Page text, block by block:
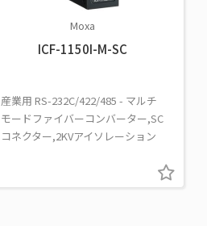
Moxa
ICF-1150I-M-SC
産業用 RS-232C/422/485 - マルチ
モードファイバーコンバーター,SC
コネクター,2KVアイソレーション